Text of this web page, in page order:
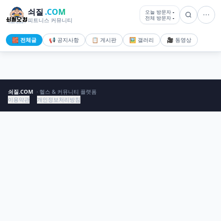
쇠질 .COM
피트니스 커뮤니티
오늘 방문자 -
전체 방문자 -
🧱 전체글 📢 공지사항 📋 게시판 🖼️ 갤러리 🎥 동영상
쇠질.COM · 헬스 & 커뮤니티 플랫폼
이용약관
개인정보처리방침